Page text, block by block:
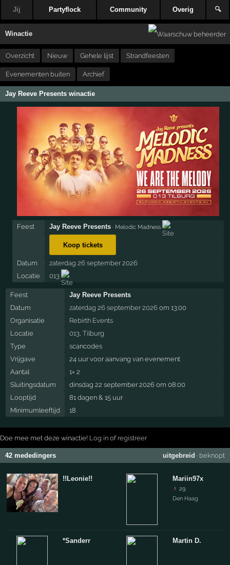
Jij Partyflock Community Overig 🔍
Winactie
Overzicht Nieuw Gehele lijst Strandfeesten
Evenementen buiten Archief
Jay Reeve Presents winactie
Feest Jay Reeve Presents · Melodic Madness
Koop tickets
Datum
zaterdag 26 september 2026
Locatie
013
Feest
Jay Reeve Presents
Datum
zaterdag 26 september 2026om 13:00
Organisatie
Rebirth Events
Locatie
013 Tilburg
Type
scancodes
Vrijgave
24 uur voor aanvang van evenement
Aantal
1× 2
Sluitingsdatum
dinsdag 22 september 2026 om 08:00
Looptijd
81 dagen & 15 uur
Minimumleeftijd
18
Doe mee met deze winactie! Log in of registreer
42 mededingers uitgebreid · beknopt
!!Leonie!!
*Sanderr
Mariin97x
♀ 29
Den Haag
Martin D.